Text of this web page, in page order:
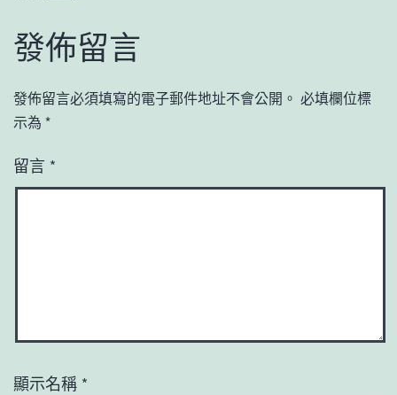
發佈留言
發佈留言必須填寫的電子郵件地址不會公開。 必填欄位標
示為 *
留言 *
顯示名稱 *